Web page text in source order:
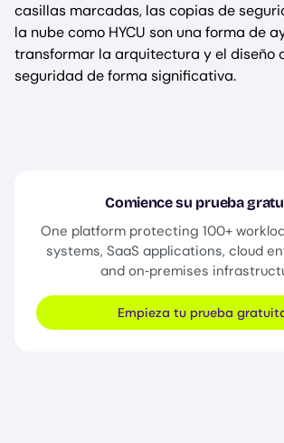
casillas marcadas, las copias de
la nube como HYCU son una forma de
transformar la arquitectura y el diseño
seguridad de forma significativa.
Comience su prueba
One platform protecting 100+
systems, SaaS applications, cloud
and on‑premises
Empieza tu prueba